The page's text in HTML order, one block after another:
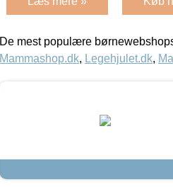
De mest populære
Mammashop.dk, Legehjulet.dk,